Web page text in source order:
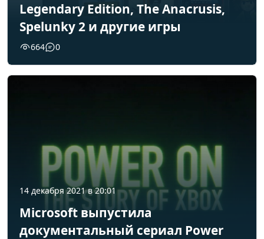
Legendary Edition, The Anacrusis,
Spelunky 2 и другие игры
664 0
14 декабря 2021 в 20:01
Microsoft выпустила
документальный сериал Power